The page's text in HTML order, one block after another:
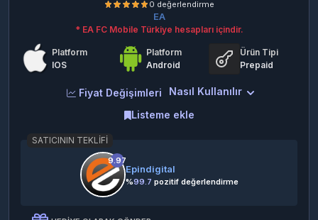
0 değerlendirme
EA
* EA FC Mobile Türkiye hesapları içindir.
Platform
IOS
Platform
Android
Ürün Tipi
Prepaid
Nasıl Kullanılır
Fiyat Değişimleri
Listeme ekle
SATICININ TEKLIFI
9.97
Epindigital
%99.7 pozitif değerlendirme